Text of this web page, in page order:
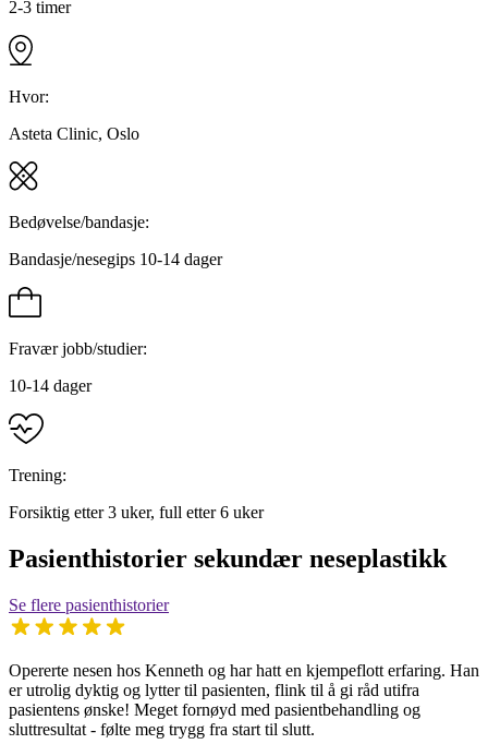
2-3 timer
Hvor:
Asteta Clinic, Oslo
Bedøvelse/bandasje:
Bandasje/nesegips 10-14 dager
Fravær jobb/studier:
10-14 dager
Trening:
Forsiktig etter 3 uker, full etter 6 uker
Pasienthistorier sekundær neseplastikk
Se flere pasienthistorier
Opererte nesen hos Kenneth og har hatt en kjempeflott erfaring. Han
er utrolig dyktig og lytter til pasienten, flink til å gi råd utifra
pasientens ønske! Meget fornøyd med pasientbehandling og
sluttresultat - følte meg trygg fra start til slutt.